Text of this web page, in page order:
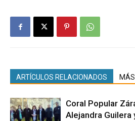
ARTÍCULOS RELACIONADOS
Coral Popular
Alejandra Guilera